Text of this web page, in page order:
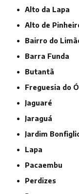
Alto da Lapa
Alto de
Bairro do
Barra Funda
Butantã
Freguesia do Ó
Jaguaré
Jaraguá
Jardim
Lapa
Pacaembu
Perdizes